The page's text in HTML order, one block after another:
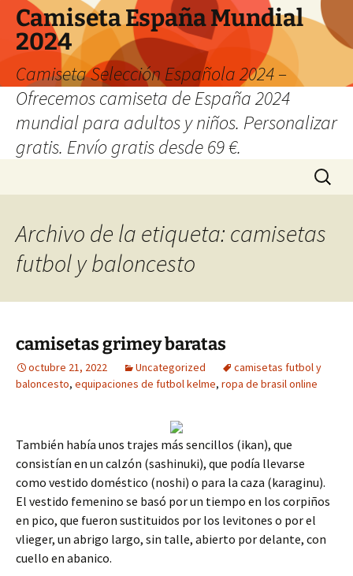
Camiseta España Mundial
2024
Camiseta Selección Española 2024 –
Ofrecemos camiseta de España 2024
mundial para adultos y niños. Personalizar
gratis. Envío gratis desde 69 €.
Buscar:
Archivo de la etiqueta: camisetas
futbol y baloncesto
camisetas grimey baratas
octubre 21, 2022 Uncategorized
camisetas futbol y
baloncesto, equipaciones de futbol kelme, ropa de brasil online
También había unos trajes más sencillos (ikan), que
consistían en un calzón (sashinuki), que podía llevarse
como vestido doméstico (noshi) o para la caza (karaginu).
El vestido femenino se basó por un tiempo en los corpiños
en pico, que fueron sustituidos por los levitones o por el
vlieger, un abrigo largo, sin talle, abierto por delante, con
cuello en abanico.